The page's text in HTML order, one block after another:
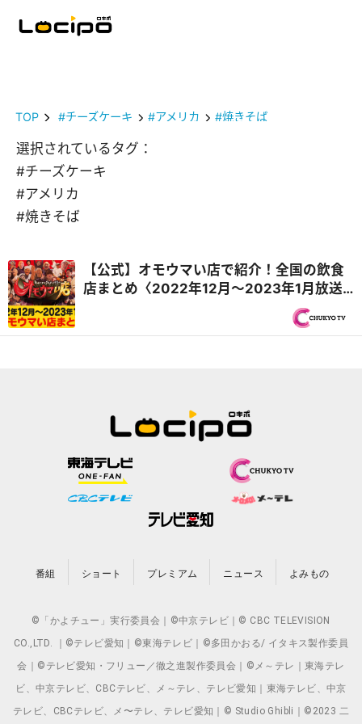
TOP #チーズケーキ #アメリカ #焼きそば
選択されているタグ：
#チーズケーキ
#アメリカ
#焼きそば
【公式】オモウマい店で紹介！全国の飲食
店まとめ〈2022年12月〜2023年1月放送
番組 ショート プレミアム ニュース よみもの
©「かよチュー」実行委員会｜©中京テレビ｜© CBC TELEVISION
CO.,LTD. ｜©テレビ愛知｜©東海テレビ｜©多田かおる/ イタキス製作委員
会｜©テレビ愛知・フリュー／徹之進製作委員会｜©メ～テレ｜東海テレ
ビ、中京テレビ、CBCテレビ、メ～テレ、テレビ愛知｜東海テレビ、中京
テレビ、CBCテレビ、メ〜テレ、テレビ愛知｜© Studio Ghibli｜©2023 二